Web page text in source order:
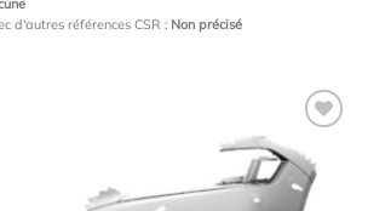
d'autres références CSR : Non précisé
Ajouter
à la